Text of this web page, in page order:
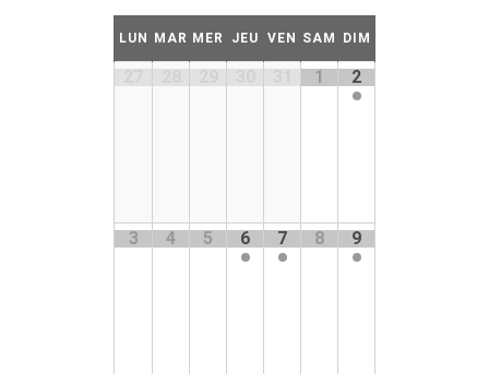
LUN MAR MER JEU VEN SAM DIM
1 2
3 4 5 6 7 8 9